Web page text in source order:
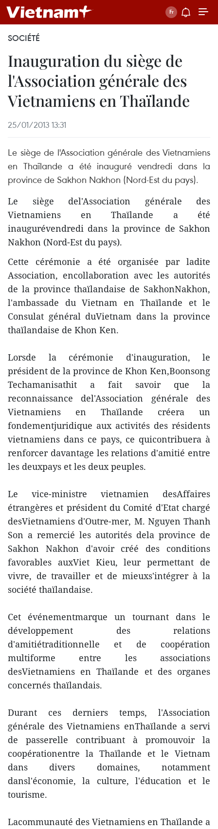
SOCIÉTÉ
Inauguration du siège de
l'Association générale des
Vietnamiens en Thaïlande
25/01/2013 13:31
Le siège de l'Association générale des Vietnamiens
en Thaïlande a été inauguré vendredi dans la
province de Sakhon Nakhon (Nord-Est du pays).
Le siège del'Association générale des
Vietnamiens en Thaïlande a été
inaugurévendredi dans la province de Sakhon
Nakhon (Nord-Est du pays).
Cette cérémonie a été organisée par ladite
Association, encollaboration avec les autorités
de la province thaïlandaise de SakhonNakhon,
l'ambassade du Vietnam en Thaïlande et le
Consulat général duVietnam dans la province
thaïlandaise de Khon Ken.
Lorsde la cérémonie d'inauguration, le
président de la province de Khon Ken,Boonsong
Techamanisathit a fait savoir que la
reconnaissance del'Association générale des
Vietnamiens en Thaïlande créera un
fondementjuridique aux activités des résidents
vietnamiens dans ce pays, ce quicontribuera à
renforcer davantage les relations d'amitié entre
les deuxpays et les deux peuples.
Le vice-ministre vietnamien desAffaires
étrangères et président du Comité d'Etat chargé
desVietnamiens d'Outre-mer, M. Nguyen Thanh
Son a remercié les autorités dela province de
Sakhon Nakhon d'avoir créé des conditions
favorables auxViet Kieu, leur permettant de
vivre, de travailler et de mieuxs'intégrer à la
société thaïlandaise.
Cet événementmarque un tournant dans le
développement des relations
d'amitiétraditionnelle et de coopération
multiforme entre les associations
desVietnamiens en Thaïlande et des organes
concernés thaïlandais.
Durant ces derniers temps, l'Association
générale des Vietnamiens enThaïlande a servi
de passerelle contribuant à promouvoir la
coopérationentre la Thaïlande et le Vietnam
dans divers domaines, notamment
dansl'économie, la culture, l'éducation et le
tourisme.
Lacommunauté des Vietnamiens en Thaïlande a